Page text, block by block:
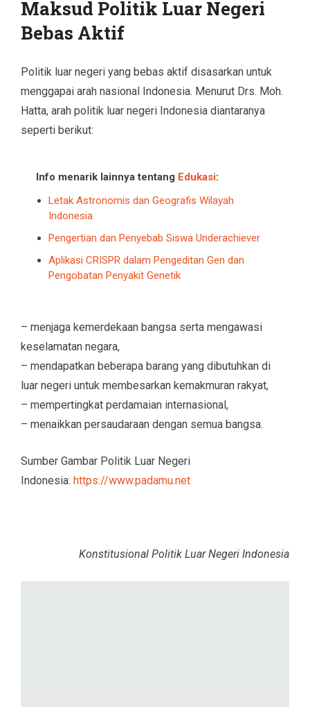
Maksud Politik Luar Negeri
Bebas Aktif
Politik luar negeri yang bebas aktif disasarkan untuk
menggapai arah nasional Indonesia. Menurut Drs. Moh.
Hatta, arah politik luar negeri Indonesia diantaranya
seperti berikut:
Info menarik lainnya tentang Edukasi:
Letak Astronomis dan Geografis Wilayah
Indonesia
Pengertian dan Penyebab Siswa Underachiever
Aplikasi CRISPR dalam Pengeditan Gen dan
Pengobatan Penyakit Genetik
– menjaga kemerdekaan bangsa serta mengawasi
keselamatan negara,
– mendapatkan beberapa barang yang dibutuhkan di
luar negeri untuk membesarkan kemakmuran rakyat,
– mempertingkat perdamaian internasional,
– menaikkan persaudaraan dengan semua bangsa.
Sumber Gambar Politik Luar Negeri
Indonesia: https://www.padamu.net
Konstitusional Politik Luar Negeri Indonesia